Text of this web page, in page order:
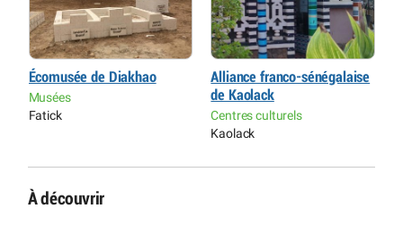
Écomusée de Diakhao
Musées
Fatick
Alliance franco-sénégalaise
de Kaolack
Centres culturels
Kaolack
À découvrir